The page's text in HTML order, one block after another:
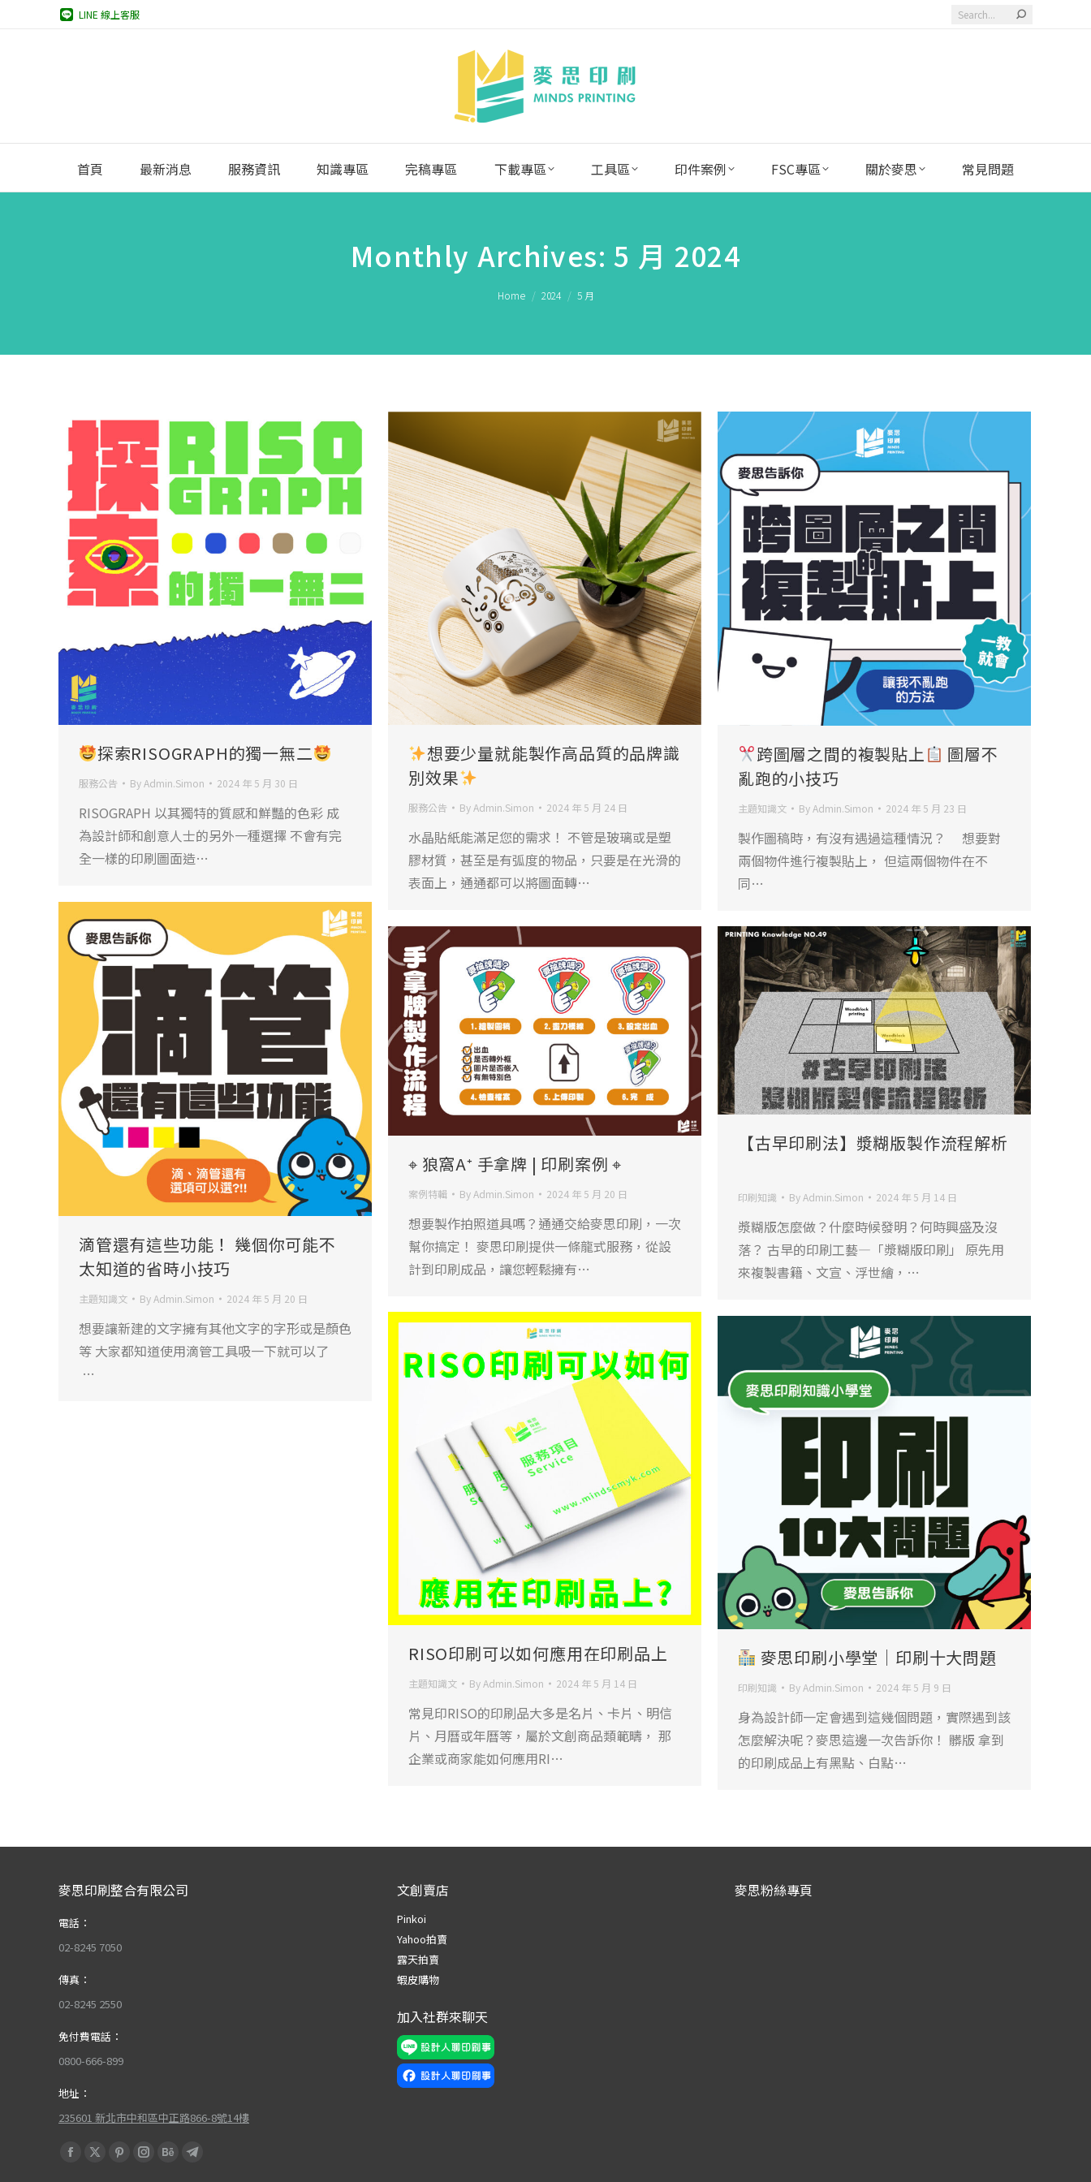
LINE 線上客服 Search:
首頁 最新消息 服務資訊 知識專區 完稿專區 下載專區 工具區 印件案例 FSC專區 關於麥思 常見問題
Monthly Archives:5 月 2024
Home 2024 5 月
探索RISOGRAPH的獨一無二
服務公告 ByAdmin.Simon 2024 年 5 月 30 日
RISOGRAPH 以其獨特的質感和鮮豔的色彩 成
為設計師和創意人士的另外一種選擇 不會有完
全一樣的印刷圖面造…
想要少量就能製作高品質的品牌識
別效果
服務公告 ByAdmin.Simon 2024 年 5 月 24 日
水晶貼紙能滿足您的需求！ 不管是玻璃或是塑
膠材質，甚至是有弧度的物品，只要是在光滑的
表面上，通通都可以將圖面轉…
跨圖層之間的複製貼上
圖層不
亂跑的小技巧
主題知識文 ByAdmin.Simon 2024 年 5 月 23 日
製作圖稿時，有沒有遇過這種情況？ 想要對
兩個物件進行複製貼上， 但這兩個物件在不
同…
滴管還有這些功能！ 幾個你可能不
太知道的省時小技巧
主題知識文 ByAdmin.Simon 2024 年 5 月 20 日
想要讓新建的文字擁有其他文字的字形或是顏色
等 大家都知道使用滴管工具吸一下就可以了
…
⌖ 狼窩A⁺ 手拿牌 | 印刷案例 ⌖
案例特輯 ByAdmin.Simon 2024 年 5 月 20 日
想要製作拍照道具嗎？通通交給麥思印刷，一次
幫你搞定！ 麥思印刷提供一條龍式服務，從設
計到印刷成品，讓您輕鬆擁有…
【古早印刷法】漿糊版製作流程解析
印刷知識 ByAdmin.Simon 2024 年 5 月 14 日
漿糊版怎麼做？什麼時候發明？何時興盛及沒
落？ 古早的印刷工藝—「漿糊版印刷」 原先用
來複製書籍、文宣、浮世繪，…
RISO印刷可以如何應用在印刷品上
主題知識文 ByAdmin.Simon 2024 年 5 月 14 日
常見印RISO的印刷品大多是名片、卡片、明信
片、月曆或年曆等，屬於文創商品類範疇， 那
企業或商家能如何應用RI…
麥思印刷小學堂｜印刷十大問題
印刷知識 ByAdmin.Simon 2024 年 5 月 9 日
身為設計師一定會遇到這幾個問題，實際遇到該
怎麼解決呢？麥思這邊一次告訴你！ 髒版 拿到
的印刷成品上有黑點、白點…
麥思印刷整合有限公司
電話：
02-8245 7050
傳真：
02-8245 2550
免付費電話：
0800-666-899
地址：
235601 新北市中和區中正路866-8號14樓
Find us on:
Facebook
X
PinterestInstagram
BehanceTelegram
文創賣店
Pinkoi
Yahoo拍賣
露天拍賣
蝦皮購物
加入社群來聊天
麥思粉絲專頁